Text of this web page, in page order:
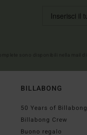
BILLABONG
50 Years of Billabong
Billabong Crew
Buono regalo